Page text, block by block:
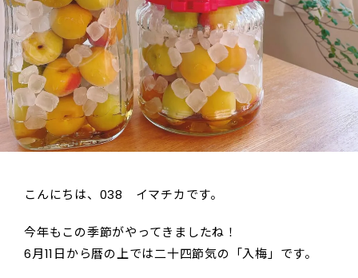
こんにちは、038 イマチカです。
今年もこの季節がやってきましたね！
6月11日から暦の上では二十四節気の「入梅」です。